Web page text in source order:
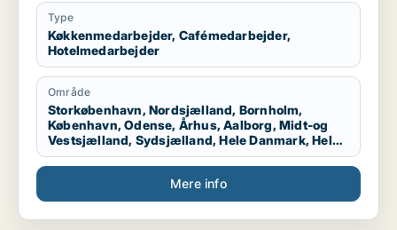
Type
Køkkenmedarbejder, Cafémedarbejder,
Hotelmedarbejder
Område
Storkøbenhavn, Nordsjælland, Bornholm,
København, Odense, Århus, Aalborg, Midt-og
Vestsjælland, Sydsjælland, Hele Danmark, Hele
Sjælland, Hele Jylland, Vestjylland
Mere info